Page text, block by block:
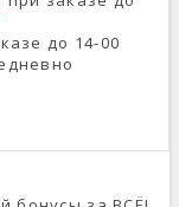
до 14-00